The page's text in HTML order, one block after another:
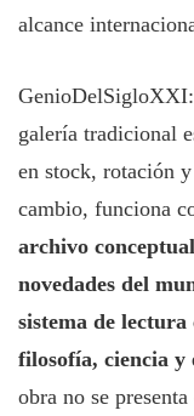
alcance
galería tradicional
en stock, rotación
cambio, funciona
archivo
novedades del
sistema de
filosofía, ciencia y
obra no se